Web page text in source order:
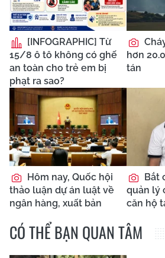
[INFOGRAPHIC] Từ
15/8 ô tô không có ghế
an toàn cho trẻ em bị
phạt ra sao?
hơn
tán
Hôm nay, Quốc hội
thảo luận dự án luật về
ngân hàng, xuất bản
Bắt
quản lý
căn hộ
CÓ THỂ BẠN QUAN TÂM